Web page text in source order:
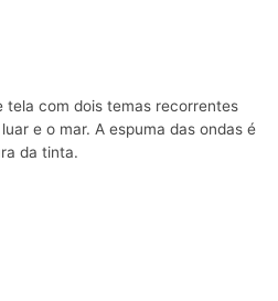
tela com dois temas recorrentes
luar e o mar. A espuma das ondas é
da tinta.